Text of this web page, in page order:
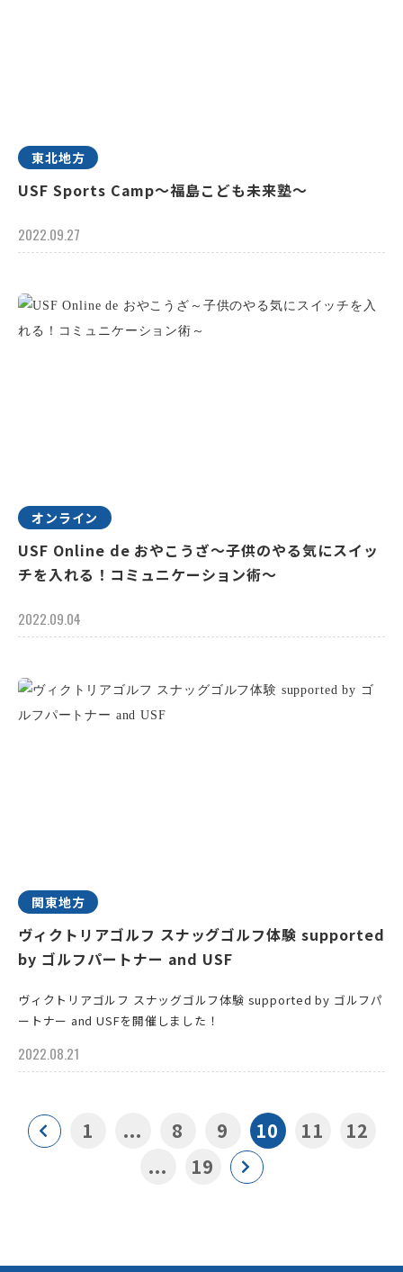
東北地方
USF Sports Camp～福島こども未来塾～
2022.09.27
オンライン
USF Online de おやこうざ～子供のやる気にスイッ
チを入れる！コミュニケーション術～
2022.09.04
関東地方
ヴィクトリアゴルフ スナッグゴルフ体験 supported
by ゴルフパートナー and USF
ヴィクトリアゴルフ スナッグゴルフ体験 supported by ゴルフパ
ートナー and USFを開催しました！
2022.08.21
1 ... 8 9 10 11
12
...
19